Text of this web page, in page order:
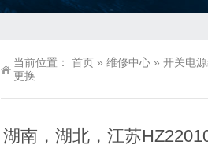
当前位置： 首页 » 维修中心 » 开关电
更换
湖南，湖北，江苏